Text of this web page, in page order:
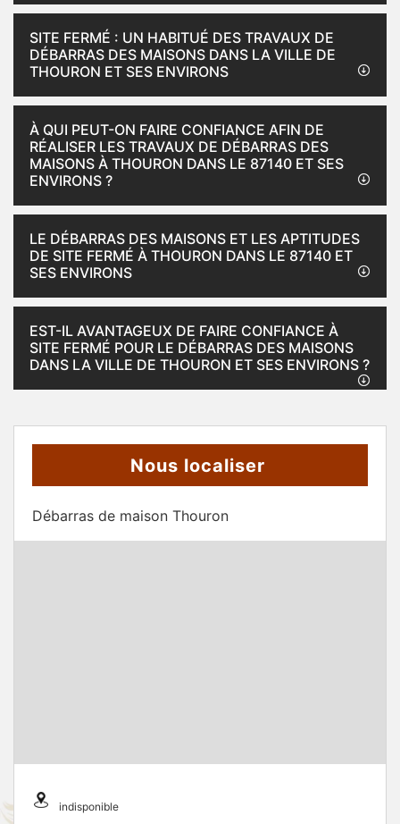
SITE FERMÉ : UN HABITUÉ DES TRAVAUX DE
DÉBARRAS DES MAISONS DANS LA VILLE DE
THOURON ET SES ENVIRONS
À QUI PEUT-ON FAIRE CONFIANCE AFIN DE
RÉALISER LES TRAVAUX DE DÉBARRAS DES
MAISONS À THOURON DANS LE 87140 ET SES
ENVIRONS ?
LE DÉBARRAS DES MAISONS ET LES APTITUDES
DE SITE FERMÉ À THOURON DANS LE 87140 ET
SES ENVIRONS
EST-IL AVANTAGEUX DE FAIRE CONFIANCE À
SITE FERMÉ POUR LE DÉBARRAS DES MAISONS
DANS LA VILLE DE THOURON ET SES ENVIRONS ?
Nous localiser
Débarras de maison Thouron
indisponible